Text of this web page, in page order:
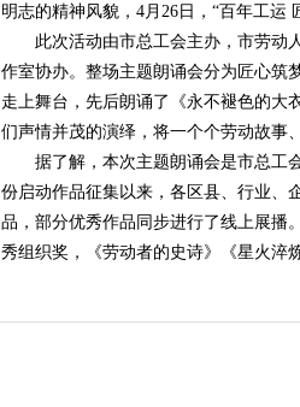
明志的精神风貌，4月26日，“百年工运
此次活动由市总工会主办，市劳动人
作室协办。整场主题朗诵会分为匠心筑
走上舞台，先后朗诵了《永不褪色的大
们声情并茂的演绎，将一个个劳动故事
据了解，本次主题朗诵会是市总工
份启动作品征集以来，各区县、行业、
品，部分优秀作品同步进行了线上展播
秀组织奖，《劳动者的史诗》《星火淬